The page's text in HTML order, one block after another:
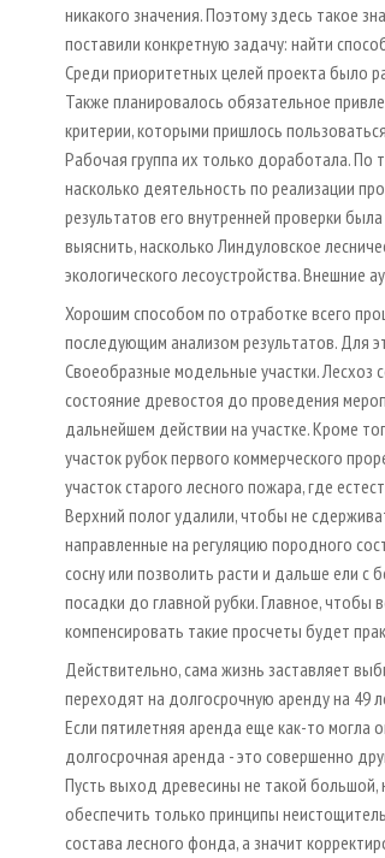
никакого значения. Поэтому здесь такое
поставили конкретную задачу: найти
Среди приоритетных целей проекта было
Также планировалось обязательное
критерии, которыми пришлось
Рабочая группа их только доработала. По
насколько деятельность по реализации
результатов его внутренней проверки
выяснить, насколько Линдуловское
экологического лесоустройства. Внешние
Хорошим способом по отработке всего
последующим анализом результатов. Для
Своеобразные модельные участки. Лесхоз
состояние древостоя до проведения
дальнейшем действии на участке. Кроме
участок рубок первого коммерческого
участок старого лесного пожара, где
Верхний полог удалили, чтобы не
направленные на регуляцию породного
сосну или позволить расти и дальше ели
посадки до главной рубки. Главное,
компенсировать такие просчеты будет
Действительно, сама жизнь заставляет
переходят на долгосрочную аренду на 49
Если пятилетняя аренда еще как-то могла
долгосрочная аренда - это совершенно
Пусть выход древесины не такой большой,
обеспечить только принципы
состава лесного фонда, а значит